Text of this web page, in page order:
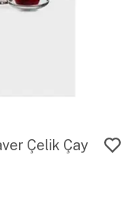
Çelik Çay